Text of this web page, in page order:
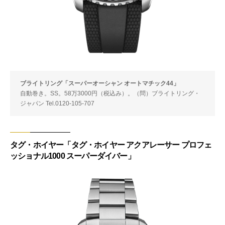
ブライトリング「スーパーオーシャン オートマチック44」
自動巻き。SS。58万3000円（税込み）。（問）ブライトリング・
ジャパン Tel.0120-105-707
タグ・ホイヤー「タグ・ホイヤー アクアレーサー プロフェ
ッショナル1000 スーパーダイバー」